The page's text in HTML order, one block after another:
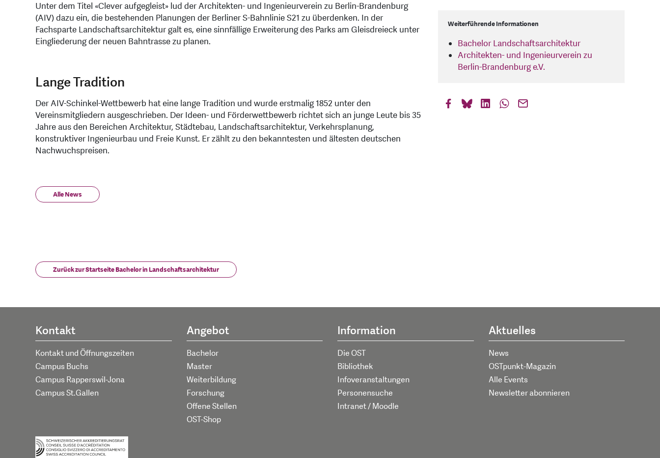
Unter dem Titel «Clever aufgegleist» lud der Architekten- und Ingenieurverein zu Berlin-Brandenburg
(AIV) dazu ein, die bestehenden Planungen der Berliner S-Bahnlinie S21 zu überdenken. In der
Fachsparte Landschaftsarchitektur galt es, eine sinnfällige Erweiterung des Parks am Gleisdreieck unter
Eingliederung der neuen Bahntrasse zu planen.
Lange Tradition
Der AIV-Schinkel-Wettbewerb hat eine lange Tradition und wurde erstmalig 1852 unter den
Vereinsmitgliedern ausgeschrieben. Der Ideen- und Förderwettbewerb richtet sich an junge Leute bis 35
Jahre aus den Bereichen Architektur, Städtebau, Landschaftsarchitektur, Verkehrsplanung,
konstruktiver Ingenieurbau und Freie Kunst. Er zählt zu den bekanntesten und ältesten deutschen
Nachwuchspreisen.
Alle News
Weiterführende Informationen
Bachelor Landschaftsarchitektur
Architekten- und Ingenieurverein zu
Berlin-Brandenburg e.V.
Zurück zur Startseite Bachelor in Landschaftsarchitektur
Kontakt
Kontakt und Öffnungszeiten
Campus Buchs
Campus Rapperswil-Jona
Campus St.Gallen
Angebot
Bachelor
Master
Weiterbildung
Forschung
Offene Stellen
OST-Shop
Information
Die OST
Bibliothek
Infoveranstaltungen
Personensuche
Intranet / Moodle
Aktuelles
News
OSTpunkt-Magazin
Alle Events
Newsletter abonnieren